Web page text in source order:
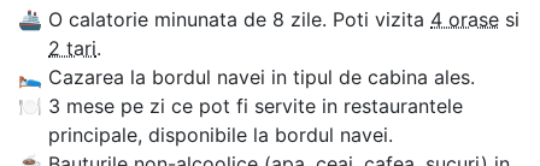
🚢 O calatorie minunata de 8 zile. Poti vizita 4 orase si
2 tari.
🛌 Cazarea la bordul navei in tipul de cabina ales.
🍽 3 mese pe zi ce pot fi servite in restaurantele
principale, disponibile la bordul navei.